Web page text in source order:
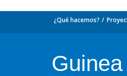
¿Qué hacemos?